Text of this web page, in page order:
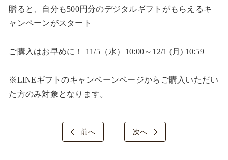
贈ると、自分も500円分のデジタルギフトがもらえるキ
ャンペーンがスタート​
ご購入はお早めに！ 11/5（水）10:00～12/1 (月) 10:59​
※LINEギフトのキャンペーンページからご購入いただい
た方のみ対象となります。​
前へ 次へ